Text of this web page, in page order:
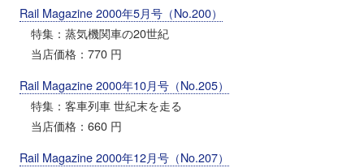
Rail Magazine 2000年5月号（No.200）
特集：蒸気機関車の20世紀
当店価格：770 円
Rail Magazine 2000年10月号（No.205）
特集：客車列車 世紀末を走る
当店価格：660 円
Rail Magazine 2000年12月号（No.207）